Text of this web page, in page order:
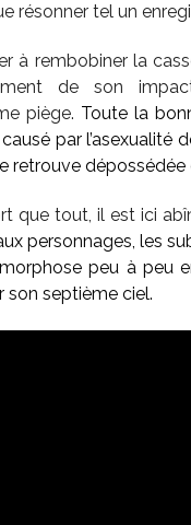
résonner tel un
à rembobiner la
de son
piège. Toute la
par
retrouve dépossédée
que tout, il est ici
personnages, les
peu à peu
son septième ciel.